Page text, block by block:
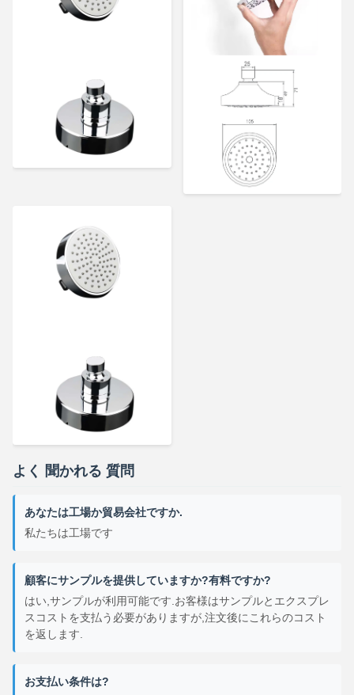
よく 聞かれる 質問
あなたは工場か貿易会社ですか.
私たちは工場です
顧客にサンプルを提供していますか?有料ですか?
はい,サンプルが利用可能です.お客様はサンプルとエクスプレ
スコストを支払う必要がありますが,注文後にこれらのコスト
を返します.
お支払い条件は?